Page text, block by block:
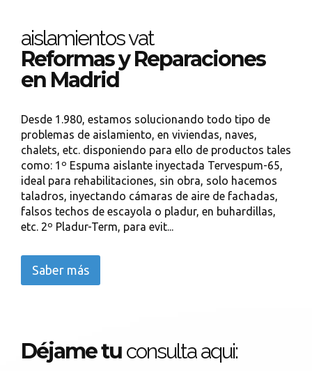
aislamientos vat
Reformas y Reparaciones
en Madrid
Desde 1.980, estamos solucionando todo tipo de
problemas de aislamiento, en viviendas, naves,
chalets, etc. disponiendo para ello de productos tales
como: 1º Espuma aislante inyectada Tervespum-65,
ideal para rehabilitaciones, sin obra, solo hacemos
taladros, inyectando cámaras de aire de fachadas,
falsos techos de escayola o pladur, en buhardillas,
etc. 2º Pladur-Term, para evit...
Saber más
Déjame tu consulta aqui: